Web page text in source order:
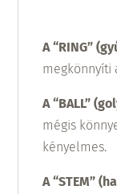
A “RING”
megkönnyíti
A “BALL”
mégis
kényelmes.
A “STEM”